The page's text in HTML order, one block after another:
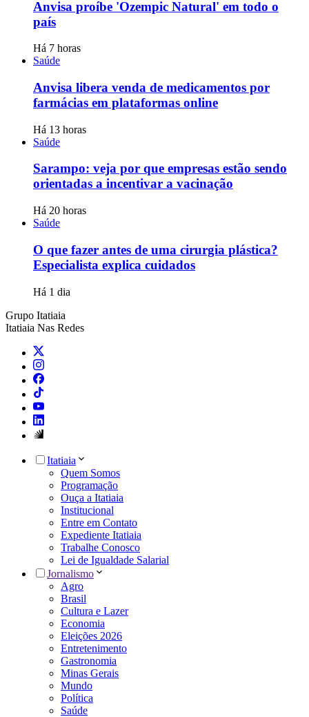
Anvisa proíbe 'Ozempic Natural' em todo o
país
Há 7 horas
Saúde
Anvisa libera venda de medicamentos por
farmácias em plataformas online
Há 13 horas
Saúde
Sarampo: veja por que empresas estão sendo
orientadas a incentivar a vacinação
Há 20 horas
Saúde
O que fazer antes de uma cirurgia plástica?
Especialista explica cuidados
Há 1 dia
Grupo Itatiaia
Itatiaia Nas Redes
Itatiaia
Quem Somos
Programação
Ouça a Itatiaia
Institucional
Entre em Contato
Expediente Itatiaia
Trabalhe Conosco
Lei de Igualdade Salarial
Jornalismo
Agro
Brasil
Cultura e Lazer
Economia
Eleições 2026
Entretenimento
Gastronomia
Minas Gerais
Mundo
Política
Saúde